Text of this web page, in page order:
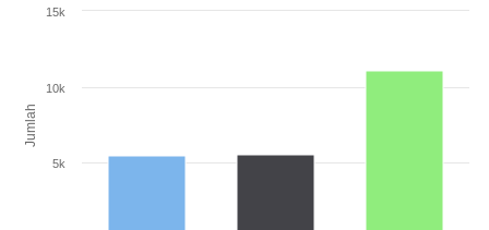
The chart has 1 Y axis displaying Jumlah. Range: 0 to 15000.
Jumlah
5k
10k
15k